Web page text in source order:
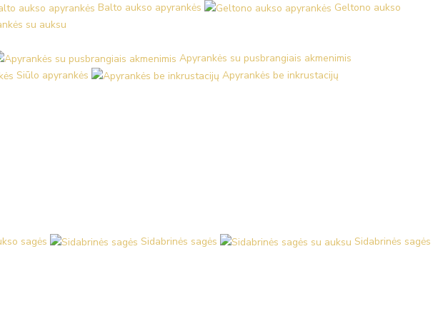
Balto aukso apyrankės
Geltono aukso
su auksu
Apyrankės su pusbrangiais akmenimis
Siūlo apyrankės Apyrankės be inkrustacijų
sagės Sidabrinės sagės
Sidabrinės sagės